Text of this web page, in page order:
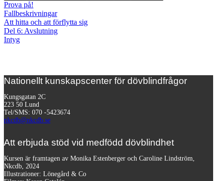
Prova på!
Fallbeskrivningar
Att hitta och att förflytta sig
Del 6: Avslutning
Intyg
Nationellt kunskapscenter för dövblindfrågor
Kungsgatan 2C
223 50 Lund
Tel/SMS: 070 -5423674
nkcdb@nkcdb.se
Att erbjuda stöd vid medfödd dövblindhet
Kursen är framtagen av Monika Estenberger och Caroline Lindström,
Nkcdb, 2024
Illustrationer: Lönegård & Co